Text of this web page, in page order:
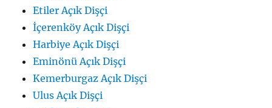
Etiler Açık Dişçi
İçerenköy Açık Dişçi
Harbiye Açık Dişçi
Eminönü Açık Dişçi
Kemerburgaz Açık Dişçi
Ulus Açık Dişçi